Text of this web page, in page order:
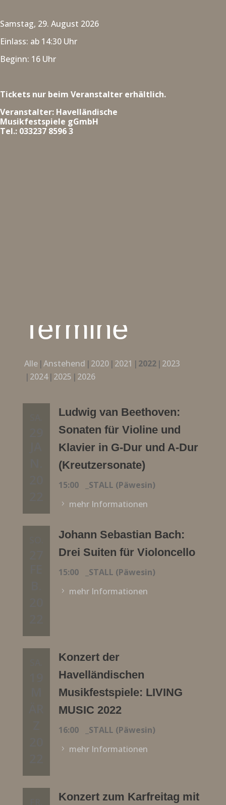
Samstag, 29. August 2026
Einlass: ab 14:30 Uhr
Beginn: 16 Uhr
Tickets nur beim Veranstalter erhältlich.
Veranstalter: Havelländische
Musikfestspiele gGmbH
Tel.: 033237 8596 3
Termine
Alle Anstehend 2020 2021 2022 2023
2024 2025 2026
Ludwig van Beethoven:
Sonaten für Violine und
Klavier in G-Dur und A-Dur
(Kreutzersonate)
15:00
_STALL (Päwesin)
mehr Informationen
Johann Sebastian Bach:
Drei Suiten für Violoncello
15:00
_STALL (Päwesin)
mehr Informationen
Konzert der
Havelländischen
Musikfestspiele: LIVING
MUSIC 2022
16:00
_STALL (Päwesin)
mehr Informationen
Konzert zum Karfreitag mit